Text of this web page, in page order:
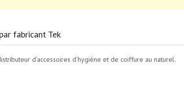
fabricant Tek
d'accessoires d'hygiène et de coiffure au naturel.